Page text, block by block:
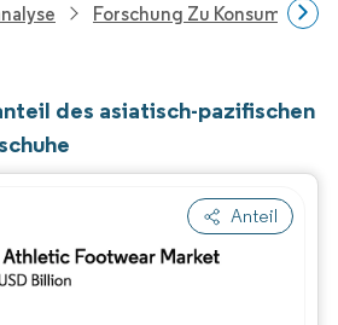
Forschung Zu
des asiatisch-pazifischen
Anteil